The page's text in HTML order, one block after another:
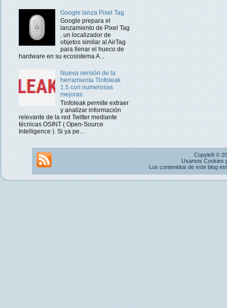
Google lanza Pixel Tag
Google prepara el
lanzamiento de Pixel Tag
, un localizador de
objetos similar al AirTag
para llenar el hueco de
hardware en su ecosistema A...
Nueva versión de la
herramienta Tinfoleak
1.5 con numerosas
mejoras
Tinfoleak permite extraer
y analizar información
relevante de la red Twitter mediante
técnicas OSINT ( Open-Source
Intelligence ). Si ya pe...
Copyleft ©
Usamos Cookies
Los contenidos de este blog